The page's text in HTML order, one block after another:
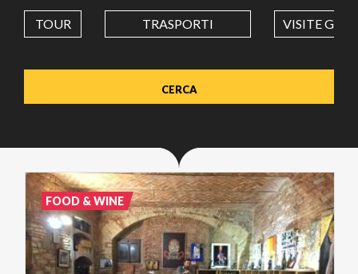
TOUR TRASPORTI VISITE
FOOD & WINE